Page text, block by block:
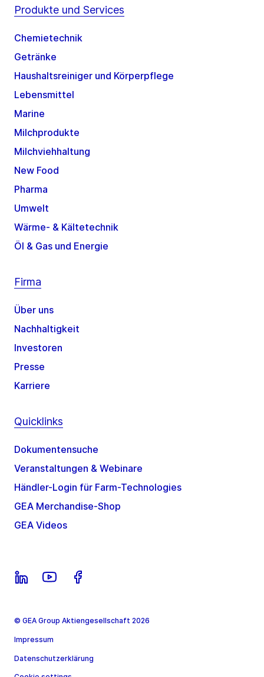
Produkte und Services
Chemietechnik
Getränke
Haushaltsreiniger und Körperpflege
Lebensmittel
Marine
Milchprodukte
Milchviehhaltung
New Food
Pharma
Umwelt
Wärme- & Kältetechnik
Öl & Gas und Energie
Firma
Über uns
Nachhaltigkeit
Investoren
Presse
Karriere
Quicklinks
Dokumentensuche
Veranstaltungen & Webinare
Händler-Login für Farm-Technologies
GEA Merchandise-Shop
GEA Videos
© GEA Group Aktiengesellschaft 2026
Impressum
Datenschutzerklärung